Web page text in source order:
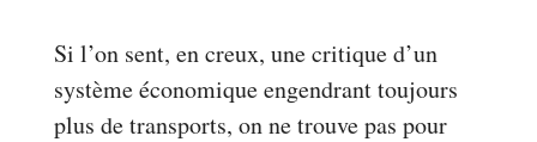
Si l’on sent, en creux, une critique d’un
système économique engendrant toujours
plus de transports, on ne trouve pas pour